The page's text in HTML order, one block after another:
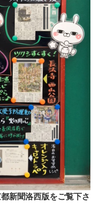
新聞洛西版をご覧下さ